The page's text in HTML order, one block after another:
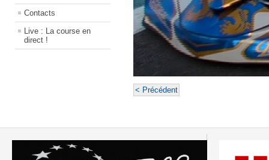
Contacts
Live : La course en
direct !
< Précédent